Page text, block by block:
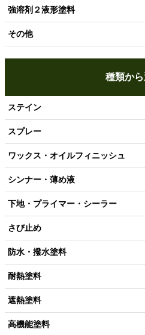
強溶剤２液形塗料
その他
種類か
ステイン
スプレー
ワックス・オイルフィニッシュ
シンナー・薄め液
下地・プライマー・シーラー
さび止め
防水・撥水塗料
耐熱塗料
遮熱塗料
高機能塗料